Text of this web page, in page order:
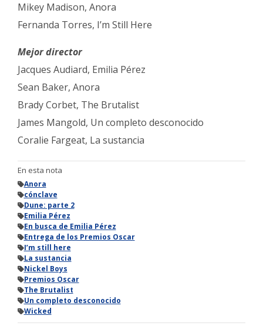
Mikey Madison, Anora
Fernanda Torres, I’m Still Here
Mejor director
Jacques Audiard, Emilia Pérez
Sean Baker, Anora
Brady Corbet, The Brutalist
James Mangold, Un completo desconocido
Coralie Fargeat, La sustancia
En esta nota
Anora
cónclave
Dune: parte 2
Emilia Pérez
En busca de Emilia Pérez
Entrega de los Premios Oscar
I’m still here
La sustancia
Nickel Boys
Premios Oscar
The Brutalist
Un completo desconocido
Wicked